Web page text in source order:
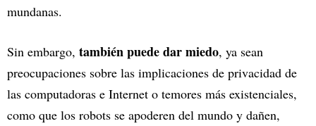
mundanas.
Sin embargo, también puede dar miedo, ya sean
preocupaciones sobre las implicaciones de privacidad de
las computadoras e Internet o temores más existenciales,
como que los robots se apoderen del mundo y dañen,